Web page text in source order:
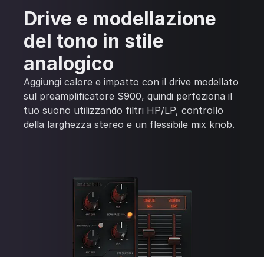
Drive e modellazione
del tono in stile
analogico
Aggiungi calore e impatto con il drive modellato
sul preamplificatore S900, quindi perfeziona il
tuo suono utilizzando filtri HP/LP, controllo
della larghezza stereo e un flessibile mix knob.